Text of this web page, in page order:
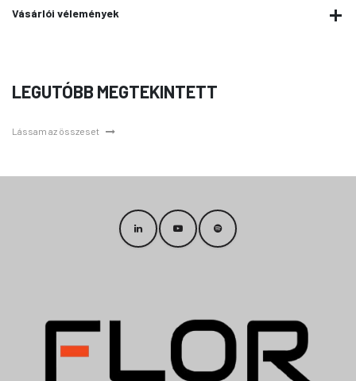
Vásárlói vélemények
LEGUTÓBB MEGTEKINTETT
Lássam az összeset